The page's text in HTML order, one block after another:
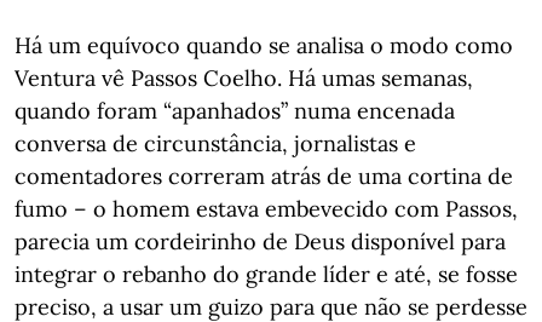
Há um equívoco quando se analisa o modo como
Ventura vê Passos Coelho. Há umas semanas,
quando foram “apanhados” numa encenada
conversa de circunstância, jornalistas e
comentadores correram atrás de uma cortina de
fumo – o homem estava embevecido com Passos,
parecia um cordeirinho de Deus disponível para
integrar o rebanho do grande líder e até, se fosse
preciso, a usar um guizo para que não se perdesse